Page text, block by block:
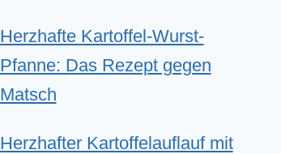
Herzhafte Kartoffel-Wurst-
Pfanne: Das Rezept gegen
Matsch
Herzhafter Kartoffelauflauf mit